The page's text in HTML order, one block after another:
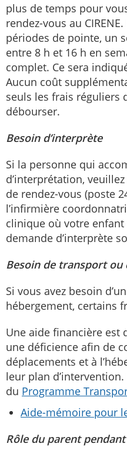
plus de temps pour
rendez-vous au
périodes de pointe, un
entre 8 h et 16 h en
complet. Ce sera
Aucun coût
seuls les frais réguliers
débourser.
Besoin d’interprète
Si la personne qui
d’interprétation,
de rendez-vous (poste
l’infirmière
clinique où votre enfant
demande d’interprète
Besoin de transport ou
Si vous avez besoin
hébergement, certains
Une aide financière est
une déficience afin de
déplacements et à
leur plan
du Programme
Aide-mémoire pour
Rôle du parent